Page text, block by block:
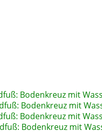
Bodenkreuz mit
Bodenkreuz mit
Bodenkreuz mit
Bodenkreuz mit